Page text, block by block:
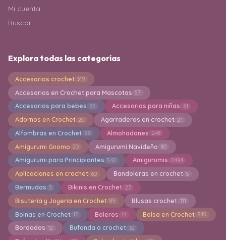
Mi cuenta
Buscar
Explora todas las categorías
Accesorios crochet 319
Accesorios en Crochet para Mascotas 57
Accesorios para bebes 62 Accesorios para niñas 61
Adornos en Crochet 20 Agarraderas en crochet 21
Alfombras en Crochet 99 Almohadones 248
Amigurumi Gnomo 20 Amigurumi Navideño 80
Amigurumi para Principiantes 542 Amigurumis 2494
Aplicaciones en crochet 60 Bandoleras en crochet 5
Bermudas 3 Bikinis en Crochet 27
Bisuteria y Joyeria en Crochet 89 Blusas crochet 111
Boinas en Crochet 12 Boleros 14 Bolsa en Crochet 845
Bordados 12 Bufanda a crochet 32